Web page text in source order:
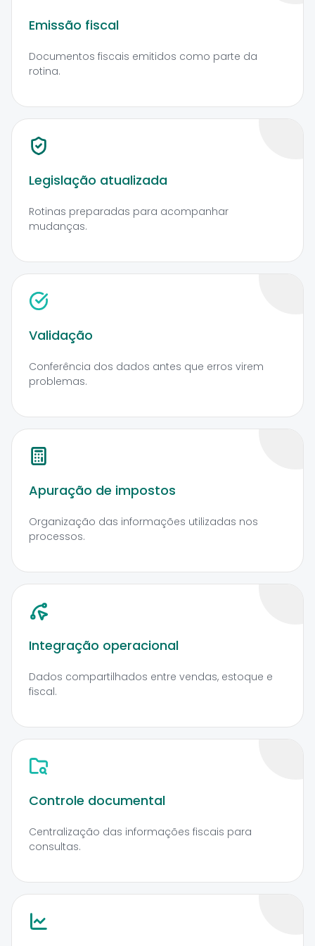
Emissão fiscal
Documentos fiscais emitidos como parte da
rotina.
Legislação atualizada
Rotinas preparadas para acompanhar
mudanças.
Validação
Conferência dos dados antes que erros virem
problemas.
Apuração de impostos
Organização das informações utilizadas nos
processos.
Integração operacional
Dados compartilhados entre vendas, estoque e
fiscal.
Controle documental
Centralização das informações fiscais para
consultas.